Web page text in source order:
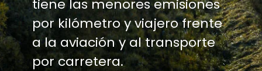
tiene las menores emisiones
por kilómetro y viajero frente
a la aviación y al transporte
por carretera.